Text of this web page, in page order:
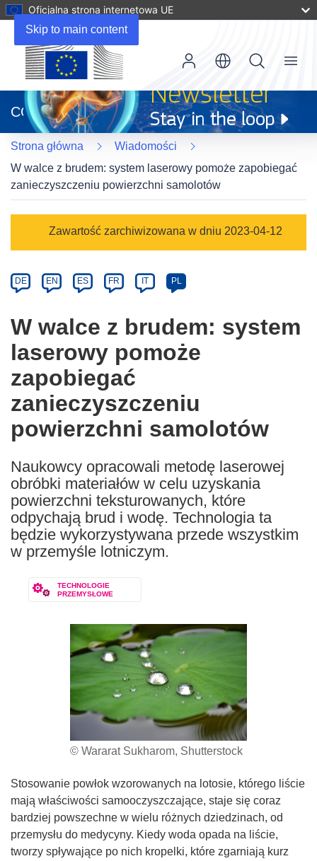
Skip to main content
Oficjalna strona internetowa UE
otworzy
się
w
nowym
oknie)
CORDIS
Menu
Strona główna
Wiadomości
W walce z brudem: system laserowy pomoże zapobiegać
zanieczyszczeniu powierzchni samolotów
Category
Zawartość zarchiwizowana w dniu 2023-04-12
Article
available
the
following
languages:
DE EN ES FR IT PL
W walce z brudem: system
laserowy pomoże
zapobiegać
zanieczyszczeniu
powierzchni samolotów
Naukowcy opracowali metodę laserowej
obróbki materiałów w celu uzyskania
powierzchni teksturowanych, które
odpychają brud i wodę. Technologia ta
będzie wykorzystywana przede wszystkim
w przemyśle lotniczym.
TECHNOLOGIE
PRZEMYSŁOWE
© Wararat Sukharom, Shutterstock
Stosowanie powłok wzorowanych na lotosie, którego liście
mają właściwości samooczyszczające, staje się coraz
bardziej powszechne w wielu różnych dziedzinach, od
przemysłu do medycyny. Kiedy woda opada na liście,
tworzy spływające po nich kropelki, które zgarniają kurz